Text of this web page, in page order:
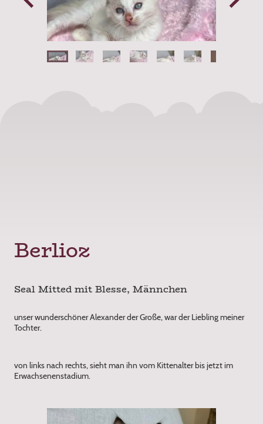
Berlioz
Seal Mitted mit Blesse, Männchen
unser wunderschöner Alexander der Große, war der Liebling meiner
Tochter.
von links nach rechts, sieht man ihn vom Kittenalter bis jetzt im
Erwachsenenstadium.